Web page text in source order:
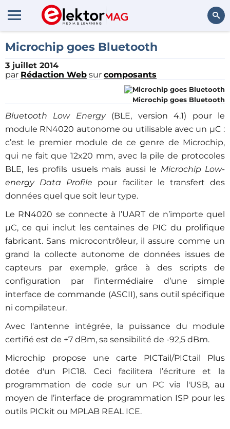
Microchip goes Bluetooth
3 juillet 2014
par Rédaction Web sur composants
Microchip goes Bluetooth
Bluetooth Low Energy(BLE, version 4.1) pour le
module RN4020 autonome ou utilisable avec un µC :
c’est le premier module de ce genre de Microchip,
qui ne fait que 12x20 mm, avec la pile de protocoles
BLE, les profils usuels mais aussi le Microchip Low-
energy Data Profile pour faciliter le transfert des
données quel que soit leur type.
Le RN4020 se connecte à l’UART de n’importe quel
µC, ce qui inclut les centaines de PIC du prolifique
fabricant. Sans microcontrôleur, il assure comme un
grand la collecte autonome de données issues de
capteurs par exemple, grâce à des scripts de
configuration par l’intermédiaire d’une simple
interface de commande (ASCII), sans outil spécifique
ni compilateur.
Avec l'antenne intégrée, la puissance du module
certifié est de +7 dBm, sa sensibilité de -92,5 dBm.
Microchip propose une carte PICTail/PICtail Plus
dotée d'un PIC18. Ceci facilitera l’écriture et la
programmation de code sur un PC via l'USB, au
moyen de l’interface de programmation ISP pour les
outils PICkit ou MPLAB REAL ICE.